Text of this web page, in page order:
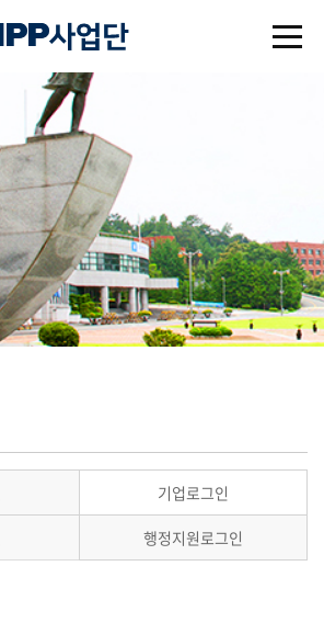
기업로그인
행정지원로그인